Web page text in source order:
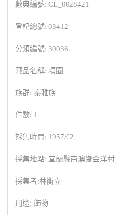
數典編號: CL_0028421
登記總號: 03412
分類編號: 30036
藏品名稱: 項圈
族群: 泰雅族
件數: 1
採集時間: 1957/02
採集地點: 宜蘭縣南澳鄉金洋村
採集者:林衡立
用途: 飾物